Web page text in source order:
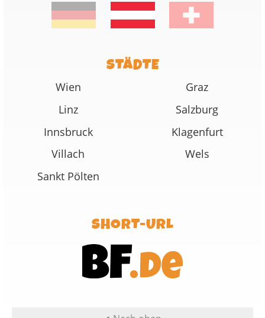
STÄDTE
Wien
Graz
Linz
Salzburg
Innsbruck
Klagenfurt
Villach
Wels
Sankt Pölten
SHORT-URL